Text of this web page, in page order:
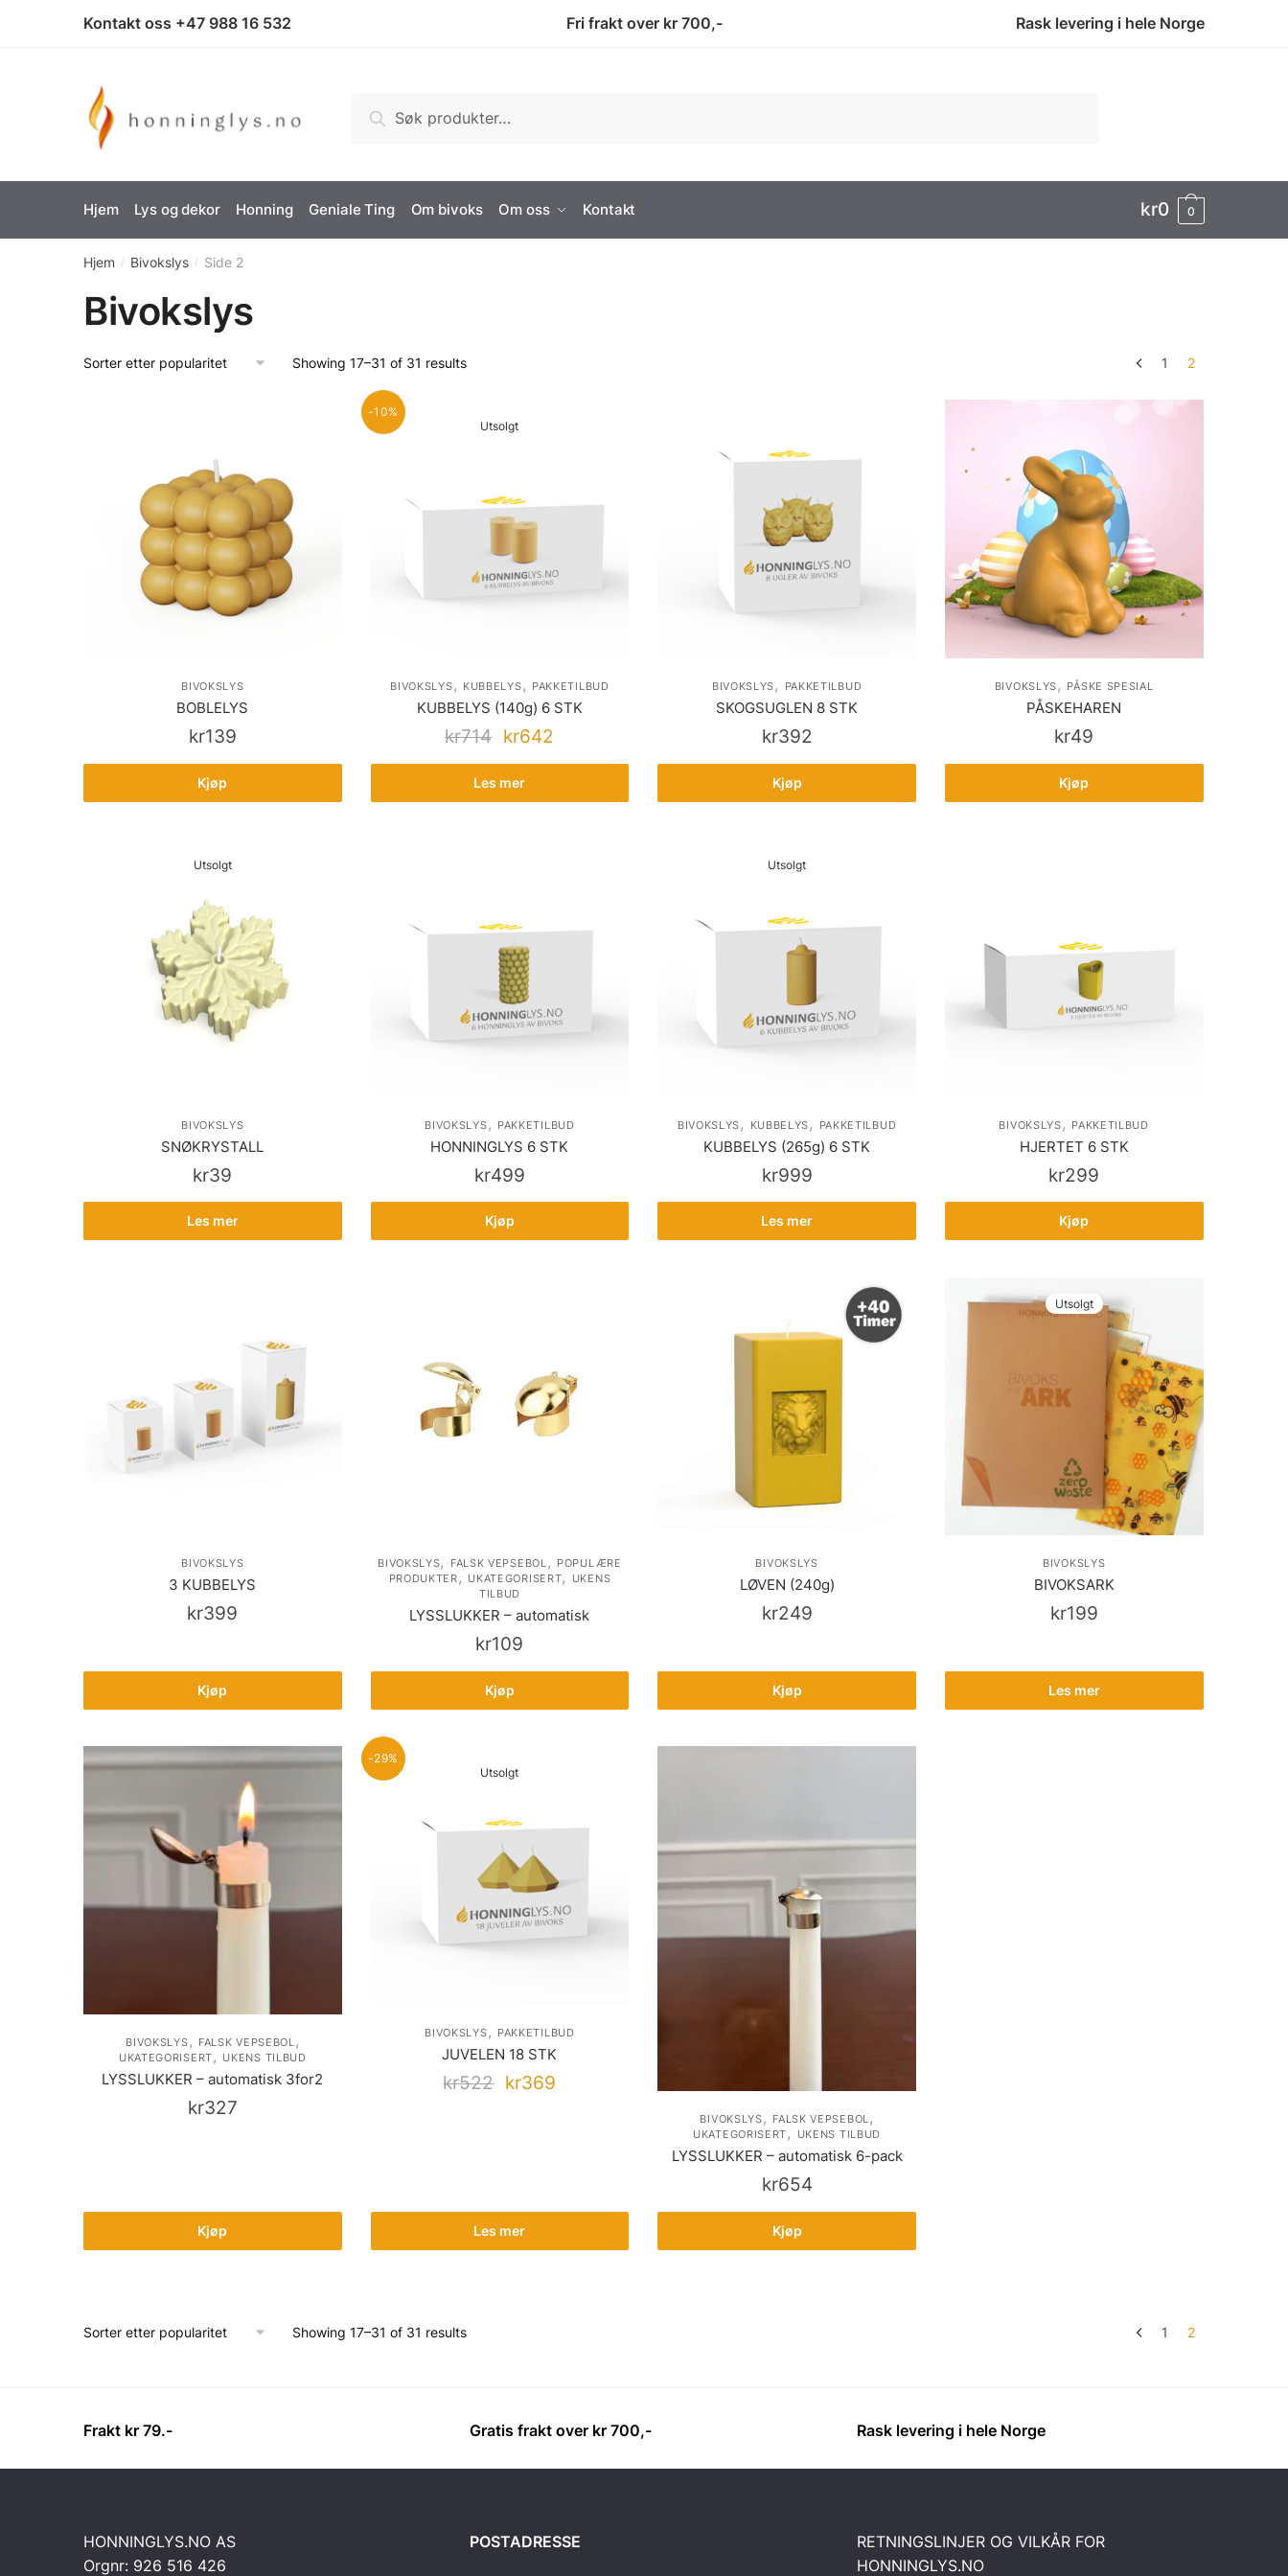
Kontakt oss +47 988 16 532 Fri frakt over kr 700,- Rask levering i hele Norge
Søk
Hjem Lys og dekor Honning Geniale Ting Om bivoks Om oss Kontakt kr0 0
Hjem / Bivokslys / Side 2
Bivokslys
Showing 17–31 of 31 results 1 2
BIVOKSLYS
BOBLELYS
kr139
Kjøp
-10%
Utsolgt
BIVOKSLYS , KUBBELYS , PAKKETILBUD
KUBBELYS (140g) 6 STK
kr714 kr642
Les mer
BIVOKSLYS , PAKKETILBUD
SKOGSUGLEN 8 STK
kr392
Kjøp
BIVOKSLYS , PÅSKE SPESIAL
PÅSKEHAREN
kr49
Kjøp
Utsolgt
BIVOKSLYS
SNØKRYSTALL
kr39
Les mer
BIVOKSLYS , PAKKETILBUD
HONNINGLYS 6 STK
kr499
Kjøp
Utsolgt
BIVOKSLYS , KUBBELYS , PAKKETILBUD
KUBBELYS (265g) 6 STK
kr999
Les mer
BIVOKSLYS , PAKKETILBUD
HJERTET 6 STK
kr299
Kjøp
BIVOKSLYS
3 KUBBELYS
kr399
Kjøp
BIVOKSLYS, FALSK VEPSEBOL, POPULÆRE
PRODUKTER, UKATEGORISERT,
UKENS
TILBUD
LYSSLUKKER – automatisk
kr109
Kjøp
BIVOKSLYS
LØVEN (240g)
kr249
Kjøp
Utsolgt
BIVOKSLYS
BIVOKSARK
kr199
Les mer
BIVOKSLYS, FALSK VEPSEBOL,
UKATEGORISERT, UKENS TILBUD
LYSSLUKKER – automatisk 3for2
kr327
Kjøp
-29%
Utsolgt
BIVOKSLYS, PAKKETILBUD
JUVELEN 18 STK
kr522 kr369
Les mer
BIVOKSLYS , FALSK VEPSEBOL ,
UKATEGORISERT , UKENS TILBUD
LYSSLUKKER – automatisk 6-pack
kr654
Kjøp
Showing 17–31 of 31 results 1 2
Frakt kr 79.- Gratis frakt over kr 700,- Rask levering i hele Norge
HONNINGLYS.NO AS
Orgnr: 926 516 426
POSTADRESSE
RETNINGSLINJER OG VILKÅR FOR
HONNINGLYS.NO